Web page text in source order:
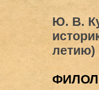
Ю. В.
летию)